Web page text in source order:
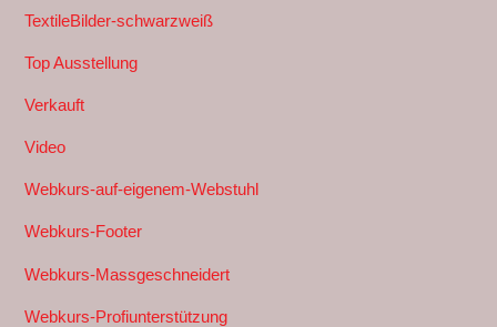
TextileBilder-schwarzweiß
Top Ausstellung
Verkauft
Video
Webkurs-auf-eigenem-Webstuhl
Webkurs-Footer
Webkurs-Massgeschneidert
Webkurs-Profiunterstützung